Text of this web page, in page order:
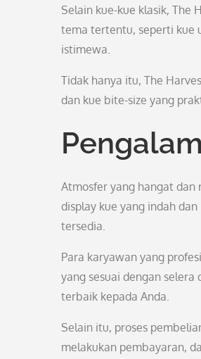
Selain kue-kue klasik, The
tema tertentu, seperti kue
istimewa.
Tidak hanya itu, The
dan kue bite-size yang
Atmosfer yang hangat dan
display kue yang indah
tersedia.
Para karyawan yang
yang sesuai dengan
terbaik kepada Anda.
Selain itu, proses
melakukan pembayaran,